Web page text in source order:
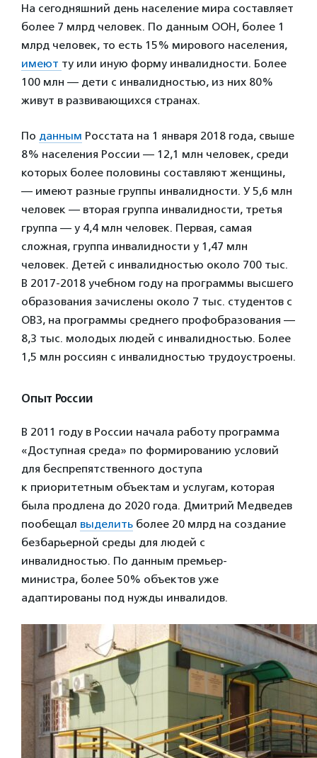
На сегодняшний день население мира составляет
более 7 млрд человек. По данным ООН, более 1
млрд человек, то есть 15% мирового населения,
имеют ту или иную форму инвалидности. Более
100 млн — дети с инвалидностью, из них 80%
живут в развивающихся странах.
По данным Росстата на 1 января 2018 года, свыше
8% населения России — 12,1 млн человек, среди
которых более половины составляют женщины,
— имеют разные группы инвалидности. У 5,6 млн
человек — вторая группа инвалидности, третья
группа — у 4,4 млн человек. Первая, самая
сложная, группа инвалидности у 1,47 млн
человек. Детей с инвалидностью около 700 тыс.
В 2017-2018 учебном году на программы высшего
образования зачислены около 7 тыс. студентов с
ОВЗ, на программы среднего профобразования —
8,3 тыс. молодых людей с инвалидностью. Более
1,5 млн россиян с инвалидностью трудоустроены.
Опыт России
В 2011 году в России начала работу программа
«Доступная среда» по формированию условий
для беспрепятственного доступа
к приоритетным объектам и услугам, которая
была продлена до 2020 года. Дмитрий Медведев
пообещал выделить более 20 млрд на создание
безбарьерной среды для людей с
инвалидностью. По данным премьер-
министра, более 50% объектов уже
адаптированы под нужды инвалидов.